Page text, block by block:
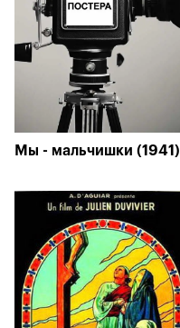
Мы - мальчишки (1941)